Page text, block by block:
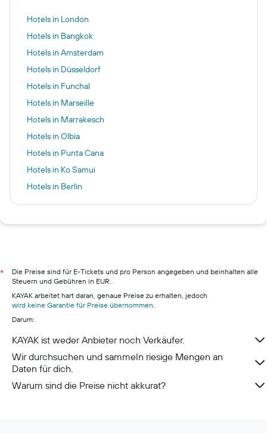
Hotels in London
Hotels in Bangkok
Hotels in Amsterdam
Hotels in Düsseldorf
Hotels in Funchal
Hotels in Marseille
Hotels in Marrakesch
Hotels in Olbia
Hotels in Punta Cana
Hotels in Ko Samui
Hotels in Berlin
Hotels in Hanoi
Hotels in Neustadt in Holstein
Hotels in München
Hotels in Berchtesgaden
Hotels in Konstanz
*
Die Preise sind für E-Tickets und pro Person angegeben und beinhalten alle
Steuern und Gebühren in EUR.
KAYAK arbeitet hart daran, genaue Preise zu erhalten, jedoch
wird keine Garantie für Preise übernommen.
Darum:
KAYAK ist weder Anbieter noch Verkäufer.
Wir durchsuchen und sammeln riesige Mengen an
Daten für dich.
Warum sind die Preise nicht akkurat?